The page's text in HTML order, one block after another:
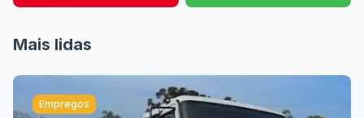
Mais lidas
Empregos